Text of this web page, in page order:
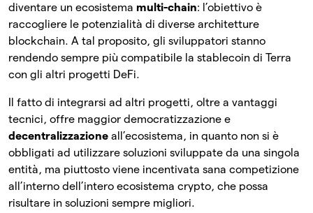
diventare un ecosistema multi-chain: l’obiettivo è
raccogliere le potenzialità di diverse architetture
blockchain. A tal proposito, gli sviluppatori stanno
rendendo sempre più compatibile la stablecoin di Terra
con gli altri progetti DeFi.
Il fatto di integrarsi ad altri progetti, oltre a vantaggi
tecnici, offre maggior democratizzazione e
decentralizzazione all’ecosistema, in quanto non si è
obbligati ad utilizzare soluzioni sviluppate da una singola
entità, ma piuttosto viene incentivata sana competizione
all’interno dell’intero ecosistema crypto, che possa
risultare in soluzioni sempre migliori.